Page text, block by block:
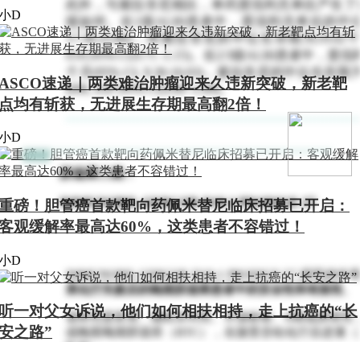
此外，与索拉非尼相比，单药度伐利尤单抗产生
级如何。在1级ALBI患者中，度伐利尤单抗的中
17.38-25.86)，而索拉非尼的中位生存期为19.02个
0.91;95% CI,0.71 -1.15)。在2/3级ALBI患者中，度
个月(95% CI, 9.30-16.03)，索拉非尼的中位生存期
(HR, 0.87;95% CI,0.69 -1.09)。
胆道癌二线：
IMMUNOBIL GERCOR D18-1 PRODIGE-57
IMMUNOBIL GERCOR D18-1 PRODIGE-57 研究的中
类化疗失败后的晚期胆道癌患者中的安全性和有效性
该研究是双臂、随机非对照、开放标签、II期临床研究
或晚期晚期胆道癌（BTC），在接受含铂化疗后进展
D
速递｜两类难治肿瘤迎来久违新突破，新老靶
均有斩获，无进展生存期最高翻2倍！
D
磅！胆管癌首款靶向药佩米替尼临床招募已开启：
观缓解率最高达60%，这类患者不容错过！
D
一对父女诉说，他们如何相扶相持，走上抗癌的“长
之路”